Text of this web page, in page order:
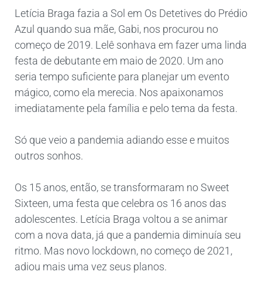
Letícia Braga fazia a Sol em Os Detetives do Prédio
Azul quando sua mãe, Gabi, nos procurou no
começo de 2019. Lelê sonhava em fazer uma linda
festa de debutante em maio de 2020. Um ano
seria tempo suficiente para planejar um evento
mágico, como ela merecia. Nos apaixonamos
imediatamente pela família e pelo tema da festa.
Só que veio a pandemia adiando esse e muitos
outros sonhos.
Os 15 anos, então, se transformaram no Sweet
Sixteen, uma festa que celebra os 16 anos das
adolescentes. Letícia Braga voltou a se animar
com a nova data, já que a pandemia diminuía seu
ritmo. Mas novo lockdown, no começo de 2021,
adiou mais uma vez seus planos.